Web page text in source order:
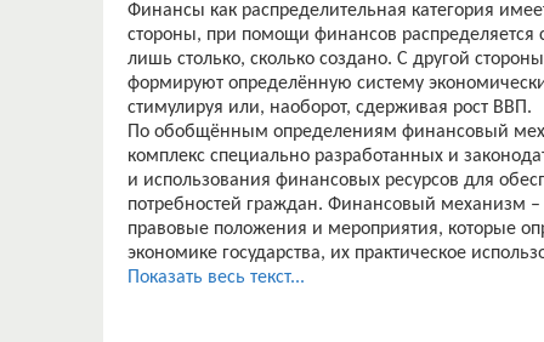
Финансы как распределительная категория
стороны, при помощи финансов
лишь столько, сколько создано. С другой
формируют определённую систему
стимулируя или, наоборот, сдерживая рост ВВП.
По обобщённым определениям финансовый
комплекс специально разработанных и
и использования финансовых ресурсов для
потребностей граждан. Финансовый механизм
правовые положения и мероприятия, которые
экономике государства, их практическое
соответствующими программами целей и задач.
Показать весь текст...